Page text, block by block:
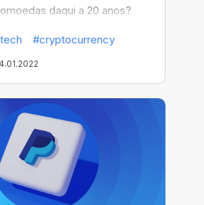
daqui a 20 anos?
para a futura geração
nome de seus parentes e
#cryptocurrency